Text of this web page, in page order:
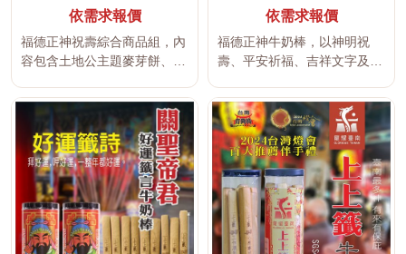
依需求報價
福德正神祝壽綜合商品組，內
容包含土地公主題麥芽餅、牛
餅。適...
依需求報價
福德正神牛奶棒，以神明祝
壽、平安祈福、吉祥文字及傳
神明聖誕...